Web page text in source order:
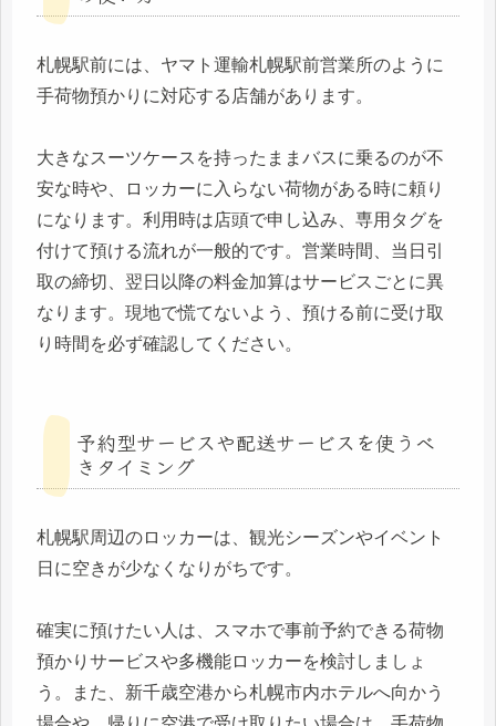
札幌駅前には、ヤマト運輸札幌駅前営業所のように
手荷物預かりに対応する店舗があります。
大きなスーツケースを持ったままバスに乗るのが不
安な時や、ロッカーに入らない荷物がある時に頼り
になります。利用時は店頭で申し込み、専用タグを
付けて預ける流れが一般的です。営業時間、当日引
取の締切、翌日以降の料金加算はサービスごとに異
なります。現地で慌てないよう、預ける前に受け取
り時間を必ず確認してください。
予約型サービスや配送サービスを使うべ
きタイミング
札幌駅周辺のロッカーは、観光シーズンやイベント
日に空きが少なくなりがちです。
確実に預けたい人は、スマホで事前予約できる荷物
預かりサービスや多機能ロッカーを検討しましょ
う。また、新千歳空港から札幌市内ホテルへ向かう